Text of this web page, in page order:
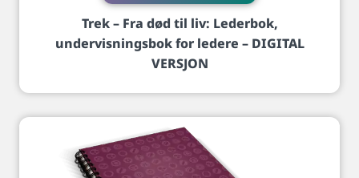
Trek – Fra død til liv: Lederbok,
undervisningsbok for ledere – DIGITAL
VERSJON